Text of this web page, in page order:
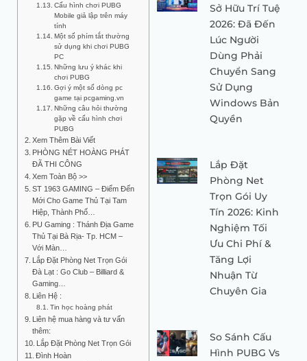
Cấu hình chơi PUBG
Mobile giả lập trên máy
tính
Một số phím tắt thường
sử dụng khi chơi PUBG
PC
Những lưu ý khác khi
chơi PUBG
Gợi ý một số dòng pc
game tại pcgaming.vn
Những câu hỏi thường
gặp về cấu hình chơi
PUBG
Xem Thêm Bài Viết
PHÒNG NÉT HOÀNG PHÁT
ĐÃ THI CÔNG
Xem Toàn Bộ >>
ST 1963 GAMING – Điểm Đến
Mới Cho Game Thủ Tại Tam
Hiệp, Thành Phố…
PU Gaming : Thánh Địa Game
Thủ Tại Bà Rịa- Tp. HCM –
Với Màn…
Lắp Đặt Phòng Net Trọn Gói
Đà Lạt : Go Club – Billiard &
Gaming…
Liên Hệ :
Tin học hoàng phát
Liên hệ mua hàng và tư vấn
thêm:
Lắp Đặt Phòng Net Trọn Gói
Đình Hoàn
Sở Hữu Trí Tuệ
2026: Đã Đến
Lúc Người
Dùng Phải
Chuyển Sang
Sử Dụng
Windows Bản
Quyền
Lắp Đặt
Phòng Net
Trọn Gói Uy
Tín 2026: Kinh
Nghiệm Tối
Ưu Chi Phí &
Tăng Lợi
Nhuận Từ
Chuyên Gia
So Sánh Cấu
Hình PUBG Vs